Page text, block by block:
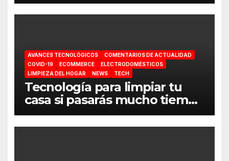
AVANCES TECNOLÓGICOS
COMENTARIOS DE ACTUALIDAD
COVID-19
ECOMMERCE
ELECTRODOMÉSTICOS
LIMPIEZA DEL HOGAR
NEWS TECH
Tecnología para limpiar tu
casa si pasarás mucho tiempo
en ella